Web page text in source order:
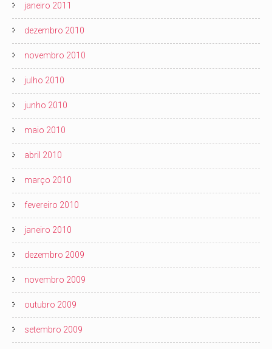
janeiro 2011
dezembro 2010
novembro 2010
julho 2010
junho 2010
maio 2010
abril 2010
março 2010
fevereiro 2010
janeiro 2010
dezembro 2009
novembro 2009
outubro 2009
setembro 2009